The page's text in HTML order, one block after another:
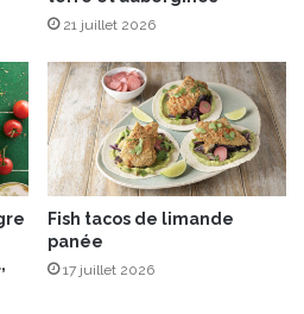
21 juillet 2026
Fish tacos de limande
panée
17 juillet 2026